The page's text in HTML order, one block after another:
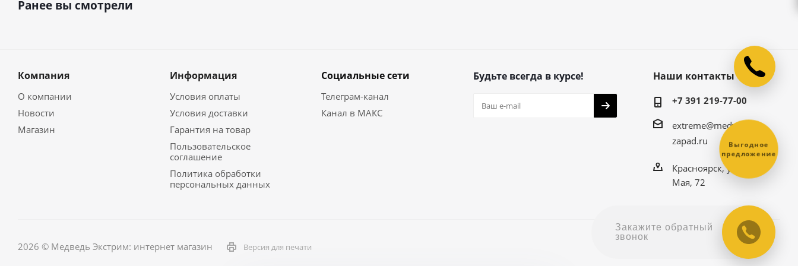
Ранее вы смотрели
Компания
О компании
Новости
Магазин
Информация
Условия оплаты
Условия доставки
Гарантия на товар
Пользовательское
соглашение
Политика обработки
персональных данных
Социальные сети
Телеграм-канал
Канал в МАКС
Будьте всегда в курсе! Наши контакты
+7 391 219-77-00
extreme@medved-
zapad.ru
Красноярск, ул. 9
Мая, 72
2026 © Медведь Экстрим: интернет магазин Версия для печати
Выгодное
предложение
Закажите обратный
звонок